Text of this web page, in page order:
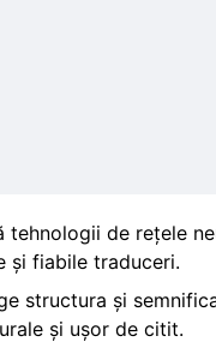
de rețele
și fiabile traduceri.
structura și
și ușor de citit.